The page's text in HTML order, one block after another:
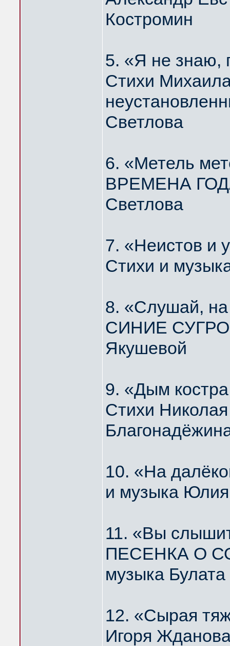
Костромин
5. «Я не знаю,
Стихи
Светлова
6. «Метель
ВРЕМЕНА
Светлова
7. «Неистов
Стихи и
8. «Слушай,
СИНИЕ
Якушевой
9. «Дым
Стихи
10. «На
и музыка
11. «Вы
ПЕСЕНКА О
музыка
12. «Сырая
Игоря